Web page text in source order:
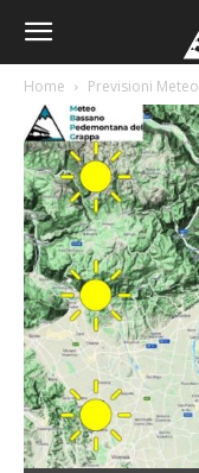
Home Previsioni Meteo